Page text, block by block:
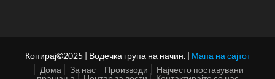
Копирај©2025 | Водечка група на начин. | Мапа на сајтот
Дома
За нас Производи
Најчесто поставувани